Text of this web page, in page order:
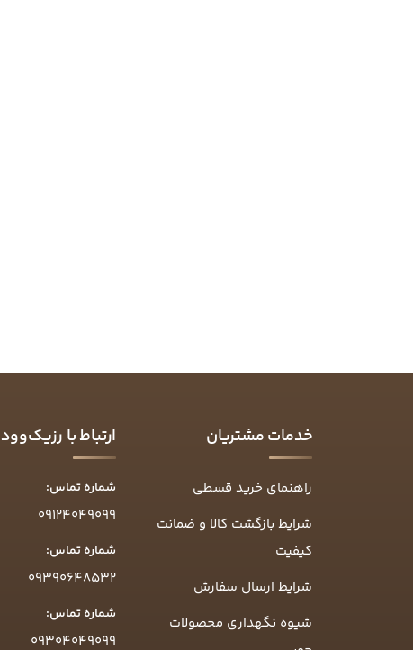
خدمات مشتریان
راهنمای خرید قسطی
شرایط بازگشت کالا و ضمانت
کیفیت
شرایط ارسال سفارش
شیوه نگهداری محصولات
ارتباط با رزیک‌وود
شماره تماس:
09124049099
شماره تماس:
09390648532
شماره تماس:
09304049099